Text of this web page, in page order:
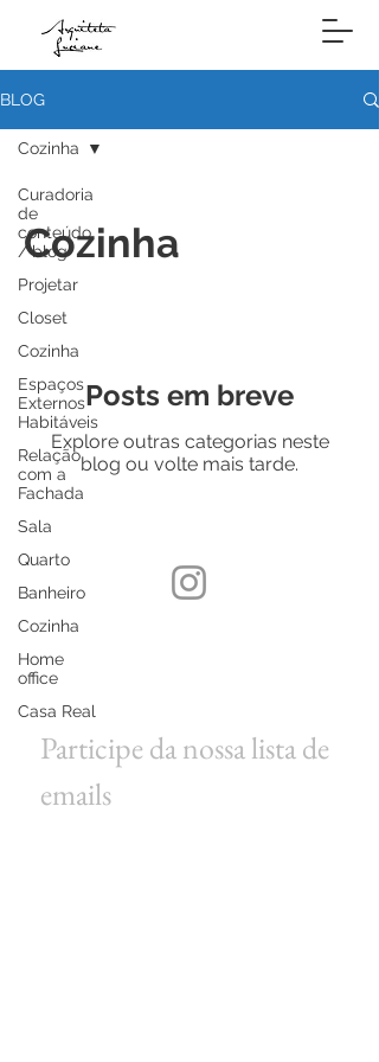
BLOG
Curadoria
de
conteúdo
/ blog
Projetar
Closet
Cozinha
Espaços
Externos
Habitáveis
Relação
com a
Fachada
Sala
Quarto
Banheiro
Cozinha
Home
office
Casa Real
Cozinha
Cozinha
Posts em breve
Explore outras categorias neste
blog ou volte mais tarde.
Participe da nossa lista de
emails